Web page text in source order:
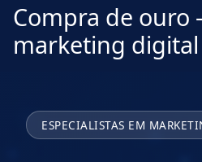
Compra de ouro
marketing digital
ESPECIALISTAS EM